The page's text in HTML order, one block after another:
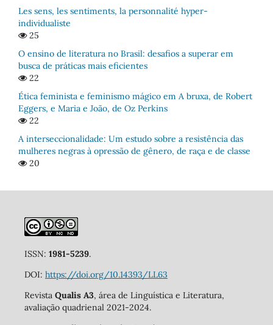
Les sens, les sentiments, la personnalité hyper-
individualiste
25
O ensino de literatura no Brasil: desafios a superar em
busca de práticas mais eficientes
22
Ética feminista e feminismo mágico em A bruxa, de Robert
Eggers, e Maria e João, de Oz Perkins
22
A interseccionalidade: Um estudo sobre a resistência das
mulheres negras à opressão de gênero, de raça e de classe
20
ISSN: 1981-5239.
DOI: https://doi.org/10.14393/LL63
Revista Qualis A3, área de Linguística e Literatura,
avaliação quadrienal 2021-2024.